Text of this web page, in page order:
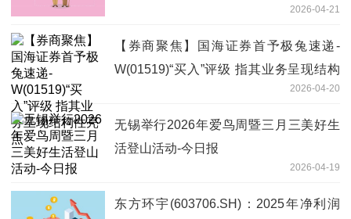
2026-04-21
【券商聚焦】国海证券首予极兔速递-
W(01519)“买入”评级 指其业务呈现结构
2026-04-20
无锡举行2026年爱鸟周暨三月三美好生
活登山活动-今日报
2026-04-19
东方环宇(603706.SH)：2025年净利润